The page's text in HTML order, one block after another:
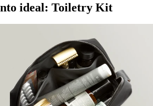
ideal: Toiletry Kit